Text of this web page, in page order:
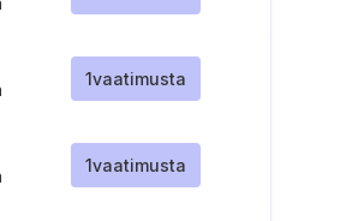
1vaatimusta
1vaatimusta